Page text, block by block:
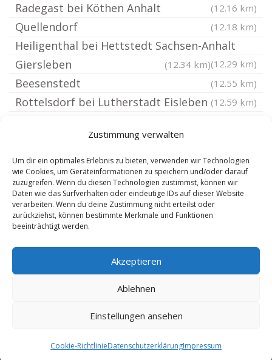
Zustimmung verwalten
Um dir ein optimales Erlebnis zu bieten, verwenden wir Technologien
wie Cookies, um Geräteinformationen zu speichern und/oder darauf
zuzugreifen. Wenn du diesen Technologien zustimmst, können wir
Daten wie das Surfverhalten oder eindeutige IDs auf dieser Website
verarbeiten. Wenn du deine Zustimmung nicht erteilst oder
zurückziehst, können bestimmte Merkmale und Funktionen
beeinträchtigt werden.
Akzeptieren
Ablehnen
Einstellungen ansehen
Cookie-RichtlinieDatenschutzerklärungImpressum
Radegast bei Köthen Anhalt (12.16 km)
Quellendorf (12.18 km)
Heiligenthal bei Hettstedt Sachsen-Anhalt
(12.29 km)
Giersleben (12.34 km)
Beesenstedt (12.55 km)
Rottelsdorf bei Lutherstadt Eisleben (12.59 km)
Döblitz bei Halle (12.69 km)
Groß Rosenburg (12.85 km)
Hinsdorf (12.89 km)
Fienstedt (12.98 km)
Morl
9.8.2026